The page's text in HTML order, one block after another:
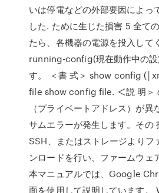
いは停電などの外部要因によっ
した. ために生じた損害 5 全て
たら、各機器の電源を投入して
running-config(現在動作中の設
す。 ＜書 式＞ show config (￨
file show config file. ＜説 明＞
（プライベートアドレス）が異
サムエラーが発生します。その
SSH、またはストレージよりフ
ンロードを行い、ファームウェ
本マニュアルでは、Google
面を使用して説明しています。